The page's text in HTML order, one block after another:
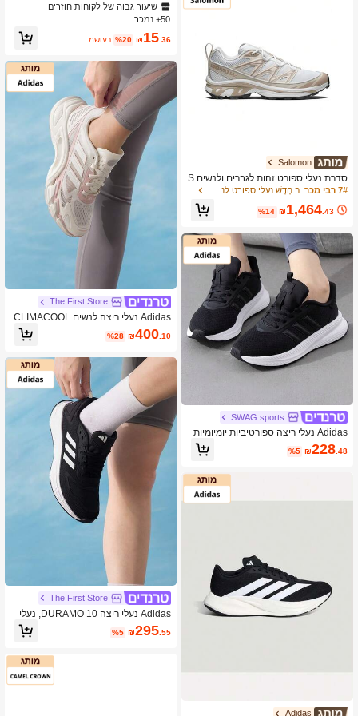
Salomon
סדרת נעלי ספורט זהות לגברים ולנשים S
alomon Xt-6 Expanse 477242
7# רבי מכר
₪1,464.43
%14
SWAG sports
Adidas נעלי ריצה ספורטיביות יומיומיות
נושמות ובולמות זעזועים לנשים של אדיד
ס PLRPATH
₪228.48
%5
Adidas
חייה, אימון פנימי, פעילות יוגה
שיעור גבוה של לקוחות חוזרים
50+ נמכר
₪15.36
%20 משוער
The First Store
Adidas נעלי ריצה לנשים CLIMACOOL
AC 2026 קיץ חדש נושמות רשת נעלי ס
פורט מזדמנים KJ1709
₪400.10
%28
The First Store
Adidas נעלי ריצה DURAMO 10, נעלי
אימון כושר קלות משקל לנשים, קז'ואל וחי
צוני, KJ4018
₪295.55
%5